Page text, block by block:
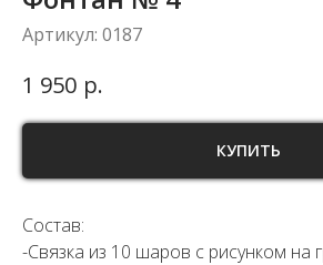
Артикул: 0187
1 950 р.
КУПИТЬ
Состав:
-Связка из 10 шаров с рисунком на